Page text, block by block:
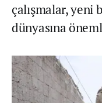
çalışmalar,
dünyasına